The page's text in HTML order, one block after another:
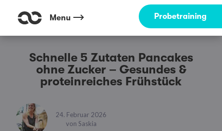
Menu Probetraining
Schnelle 5 Zutaten Pancakes
ohne Zucker – Gesundes &
proteinreiches Frühstück
24. Februar 2026
von Saskia